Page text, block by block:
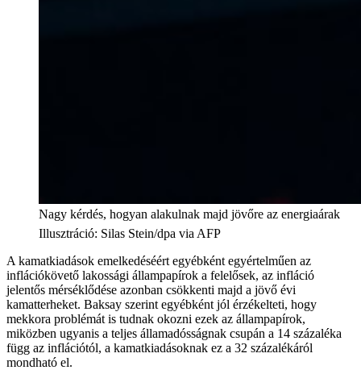
Nagy kérdés, hogyan alakulnak majd jövőre az energiaárak
Illusztráció: Silas Stein/dpa via AFP
A kamatkiadások emelkedéséért egyébként egyértelműen az
inflációkövető lakossági állampapírok a felelősek, az infláció
jelentős mérséklődése azonban csökkenti majd a jövő évi
kamatterheket. Baksay szerint egyébként jól érzékelteti, hogy
mekkora problémát is tudnak okozni ezek az állampapírok,
miközben ugyanis a teljes államadósságnak csupán a 14 százaléka
függ az inflációtól, a kamatkiadásoknak ez a 32 százalékáról
mondható el.